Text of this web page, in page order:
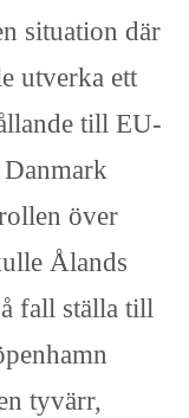
situation där
utverka ett
till EU-
Danmark
över
Ålands
fall ställa till
tyvärr,